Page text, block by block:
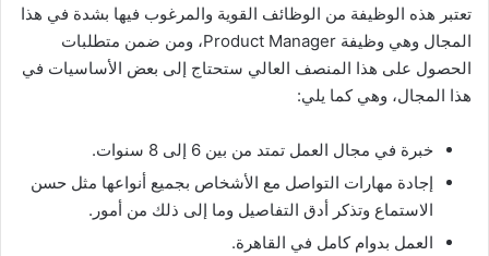
تعتبر هذه الوظيفة من الوظائف القوية والمرغوب فيها بشدة في هذا
المجال وهي وظيفة Product Manager، ومن ضمن متطلبات
الحصول على هذا المنصف العالي ستحتاج إلى بعض الأساسيات في
هذا المجال، وهي كما يلي:
خبرة في مجال العمل تمتد من بين 6 إلى 8 سنوات.
إجادة مهارات التواصل مع الأشخاص بجميع أنواعها مثل حسن
الاستماع وتذكر أدق التفاصيل وما إلى ذلك من أمور.
العمل بدوام كامل في القاهرة.